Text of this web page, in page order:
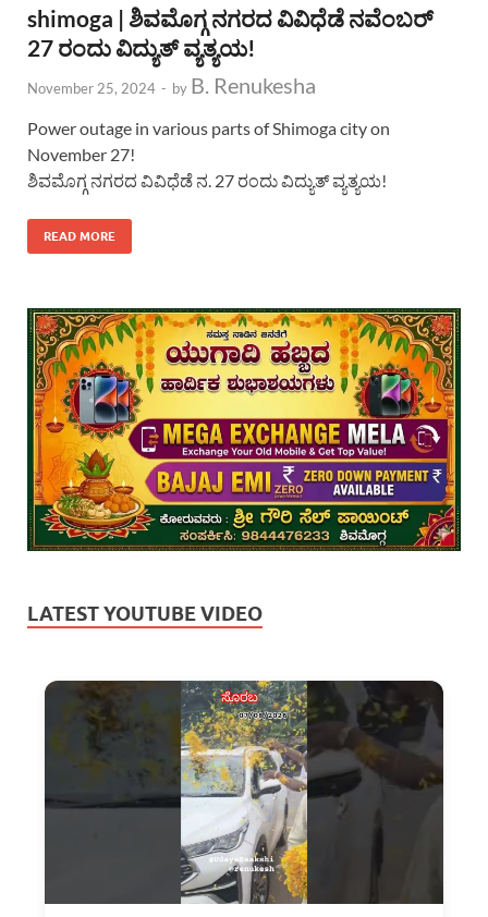
shimoga | ಶಿವಮೊಗ್ಗ ನಗರದ ವಿವಿಧೆಡೆ ನವೆಂಬರ್
27 ರಂದು ವಿದ್ಯುತ್ ವ್ಯತ್ಯಯ!
November 25, 2024 - by B. Renukesha
Power outage in various parts of Shimoga city on
November 27!
ಶಿವಮೊಗ್ಗ ನಗರದ ವಿವಿಧೆಡೆ ನ. 27 ರಂದು ವಿದ್ಯುತ್ ವ್ಯತ್ಯಯ!
READ MORE
LATEST YOUTUBE VIDEO